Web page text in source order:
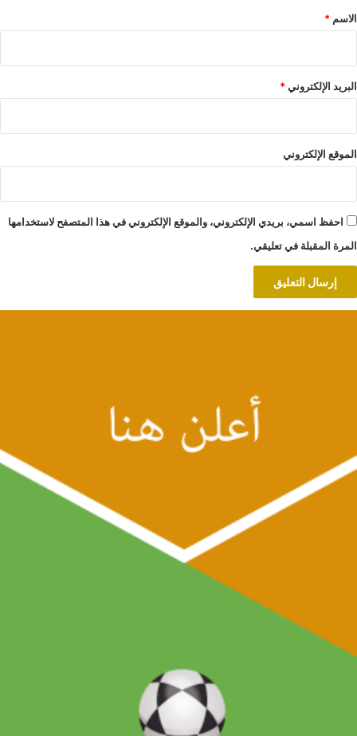
*
الاسم *
البريد الإلكتروني*
الموقع الإلكتروني
احفظ اسمي، بريدي الإلكتروني، والموقع الإلكتروني في هذا المتصفح لاستخدامها
المرة المقبلة في تعليقي.